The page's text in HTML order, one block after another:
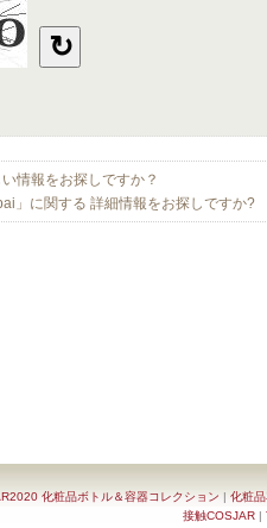
情報をお探しですか？
」に関する 詳細情報をお探しですか?
化粧品ボトル＆容器コレクション | 化粧
接触COSJAR|